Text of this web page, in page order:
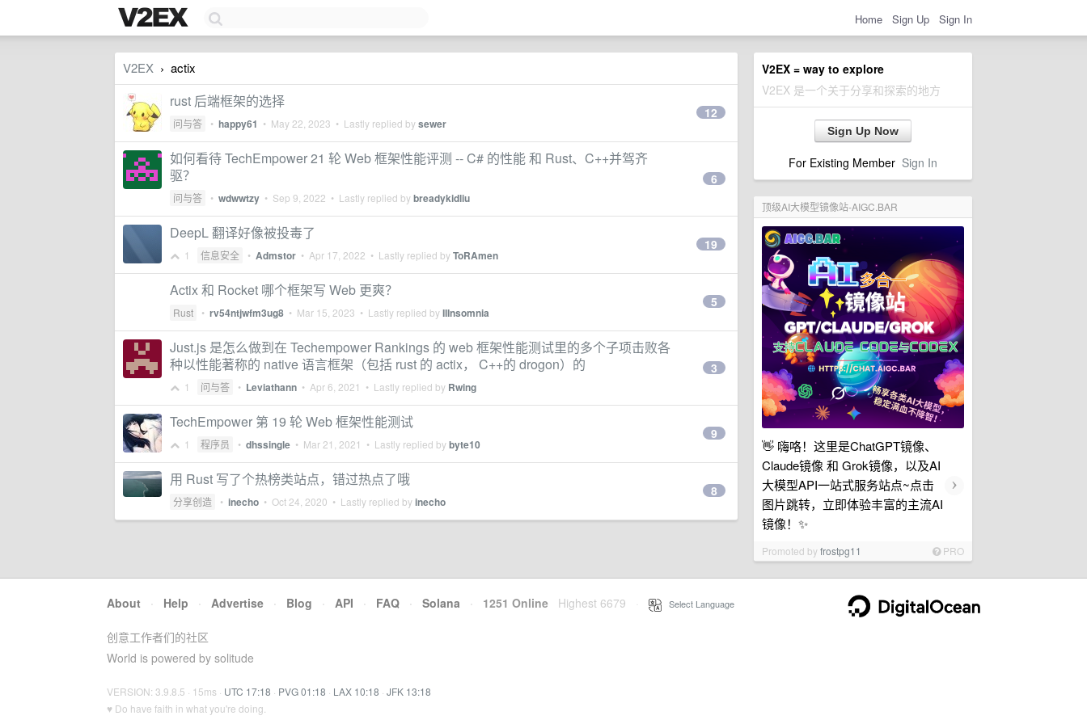
Home Sign Up Sign In
V2EX = way to explore
V2EX 是一个关于分享和探索的地方
Sign Up Now
For Existing Member Sign In
顶级AI大模型镜像站-AIGC.BAR
👋 嗨咯！这里是ChatGPT镜像、
Claude镜像 和 Grok镜像，以及AI
大模型API一站式服务站点~点击
图片跳转，立即体验丰富的主流AI
镜像！✨
›
Promoted byfrostpg11 PRO
V2EX › actix
rust 后端框架的选择
问与答 • happy61 • May 22, 2023 • Lastly replied bysewer
12
如何看待 TechEmpower 21 轮 Web 框架性能评测 -- C# 的性能 和 Rust、C++并驾齐
驱？
问与答 • wdwwtzy • Sep 9, 2022 • Lastly replied bybreadykidliu
6
DeepL 翻译好像被投毒了
1 信息安全 • Admstor • Apr 17, 2022 • Lastly replied byToRAmen
19
Actix 和 Rocket 哪个框架写 Web 更爽？
Rust • rv54ntjwfm3ug8 • Mar 15, 2023 • Lastly replied byIIInsomnia
5
Just.js 是怎么做到在 Techempower Rankings 的 web 框架性能测试里的多个子项击败各
种以性能著称的 native 语言框架（包括 rust 的 actix， C++的 drogon）的
1 问与答 • Leviathann • Apr 6, 2021 • Lastly replied by Rwing
3
TechEmpower 第 19 轮 Web 框架性能测试
1 程序员 • dhssingle • Mar 21, 2021 • Lastly replied bybyte10
9
用 Rust 写了个热榜类站点，错过热点了哦
分享创造 • inecho • Oct 24, 2020 • Lastly replied byinecho
8
About · Help · Advertise · Blog · API · FAQ · Solana · 1251 Online Highest 6679 Select Language
创意工作者们的社区
World is powered by solitude
VERSION: 3.9.8.5 · 15ms · UTC 17:18 · PVG 01:18 · LAX 10:18 · JFK 13:18
♥ Do have faith in what you're doing.